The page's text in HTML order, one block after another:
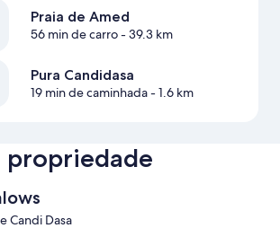
Praia de Amed
56 min de carro- 39.3 km
Pura Candidasa
19 min de caminhada- 1.6 km
propriedade
Candi Dasa